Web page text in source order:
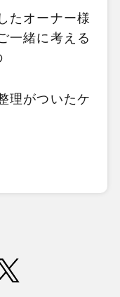
たオーナー様
一緒に考える
理がついたケ